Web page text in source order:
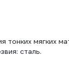
тонких мягких
сталь.